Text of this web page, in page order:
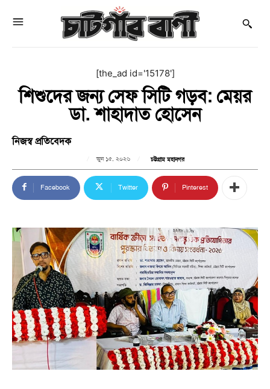
[the_ad id='15178']
শিশুদের জন্য সেফ সিটি গড়ব: মেয়র
ডা. শাহাদাত হোসেন
নিজস্ব প্রতিবেদক
জুন ১৫, ২০২৬ চট্টগ্রাম মহানগর
Facebook Twitter Pinterest